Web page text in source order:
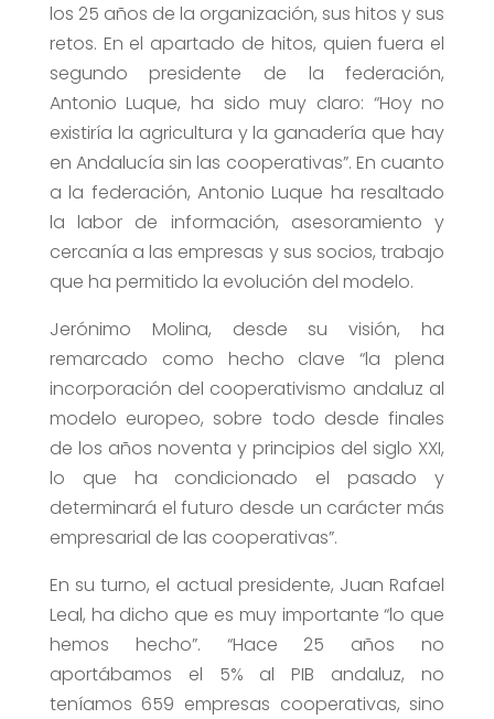
los 25 años de la organización, sus hitos y sus
retos. En el apartado de hitos, quien fuera el
segundo presidente de la federación,
Antonio Luque, ha sido muy claro: “Hoy no
existiría la agricultura y la ganadería que hay
en Andalucía sin las cooperativas”. En cuanto
a la federación, Antonio Luque ha resaltado
la labor de información, asesoramiento y
cercanía a las empresas y sus socios, trabajo
que ha permitido la evolución del modelo.
Jerónimo Molina, desde su visión, ha
remarcado como hecho clave “la plena
incorporación del cooperativismo andaluz al
modelo europeo, sobre todo desde finales
de los años noventa y principios del siglo XXI,
lo que ha condicionado el pasado y
determinará el futuro desde un carácter más
empresarial de las cooperativas”.
En su turno, el actual presidente, Juan Rafael
Leal, ha dicho que es muy importante “lo que
hemos hecho”. “Hace 25 años no
aportábamos el 5% al PIB andaluz, no
teníamos 659 empresas cooperativas, sino